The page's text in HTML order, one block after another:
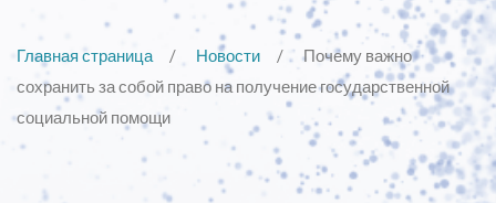
Главная страница Новости
Почему важно
сохранить за собой право на получение государственной
социальной помощи